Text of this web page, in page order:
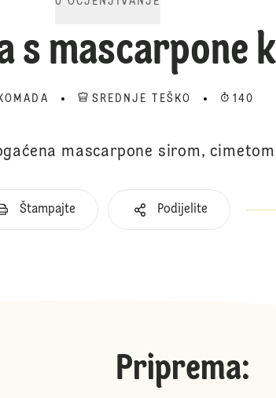
s mascarpone
SREDNJE TEŠKO 140
mascarpone sirom,
Štampajte Podijelite
Priprema: